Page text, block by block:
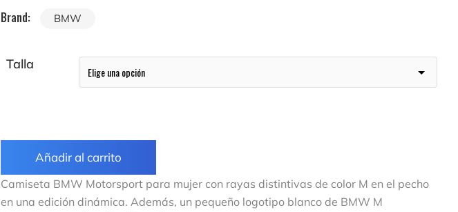
Brand: BMW
Talla
Añadir al carrito
Camiseta BMW Motorsport para mujer con rayas distintivas de color M en el pecho
en una edición dinámica. Además, un pequeño logotipo blanco de BMW M